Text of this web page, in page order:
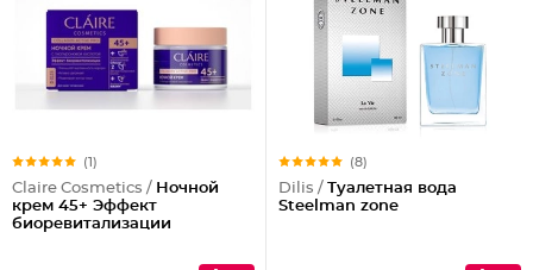
(1)
Claire Cosmetics / Ночной
крем 45+ Эффект
биоревитализации
(8)
Dilis / Туалетная вода
Steelman zone